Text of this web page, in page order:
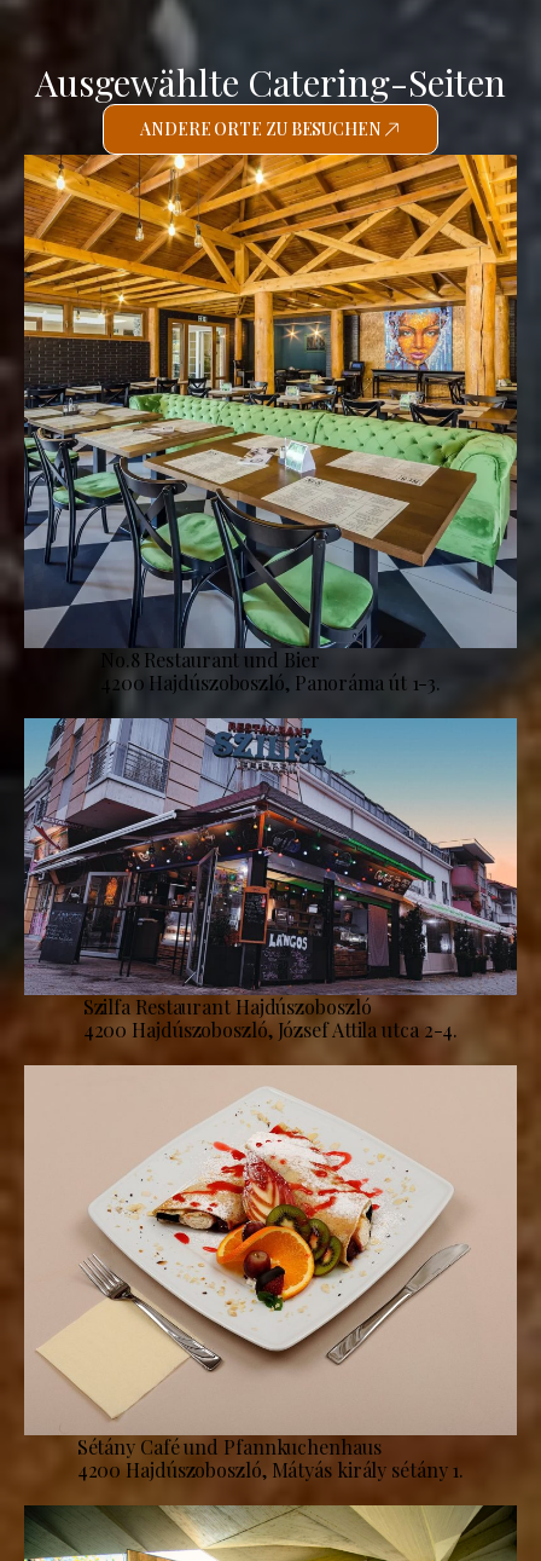
Ausgewählte Catering-Seiten
ANDERE ORTE ZU BESUCHEN
No.8 Restaurant und Bier
4200 Hajdúszoboszló, Panoráma út 1-3.
Szilfa Restaurant Hajdúszoboszló
4200 Hajdúszoboszló, József Attila utca 2-4.
Sétány Café und Pfannkuchenhaus
4200 Hajdúszoboszló, Mátyás király sétány 1.